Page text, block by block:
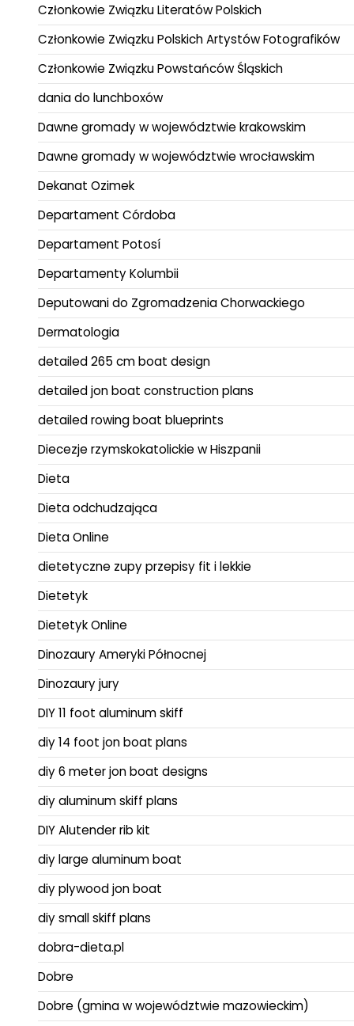
Członkowie Związku Literatów Polskich
Członkowie Związku Polskich Artystów Fotografików
Członkowie Związku Powstańców Śląskich
dania do lunchboxów
Dawne gromady w województwie krakowskim
Dawne gromady w województwie wrocławskim
Dekanat Ozimek
Departament Córdoba
Departament Potosí
Departamenty Kolumbii
Deputowani do Zgromadzenia Chorwackiego
Dermatologia
detailed 265 cm boat design
detailed jon boat construction plans
detailed rowing boat blueprints
Diecezje rzymskokatolickie w Hiszpanii
Dieta
Dieta odchudzająca
Dieta Online
dietetyczne zupy przepisy fit i lekkie
Dietetyk
Dietetyk Online
Dinozaury Ameryki Północnej
Dinozaury jury
DIY 11 foot aluminum skiff
diy 14 foot jon boat plans
diy 6 meter jon boat designs
diy aluminum skiff plans
DIY Alutender rib kit
diy large aluminum boat
diy plywood jon boat
diy small skiff plans
dobra-dieta.pl
Dobre
Dobre (gmina w województwie mazowieckim)